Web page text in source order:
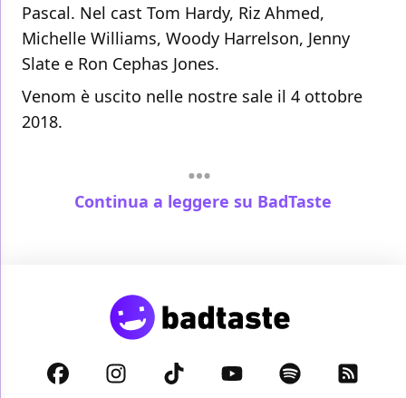
Pascal. Nel cast Tom Hardy, Riz Ahmed,
Michelle Williams, Woody Harrelson, Jenny
Slate e Ron Cephas Jones.
Venom è uscito nelle nostre sale il 4 ottobre
2018.
Continua a leggere su BadTaste